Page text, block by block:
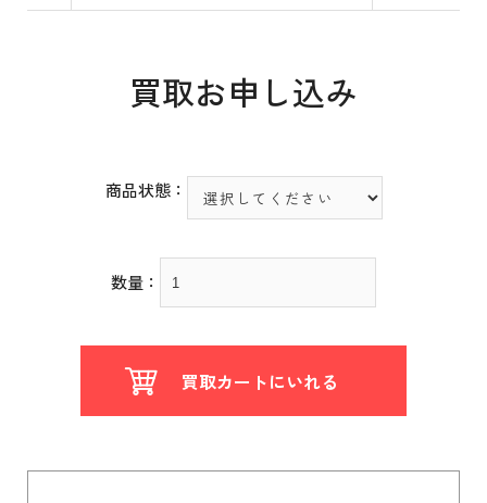
買取お申し込み
商品状態：
数量：
買取カートにいれる